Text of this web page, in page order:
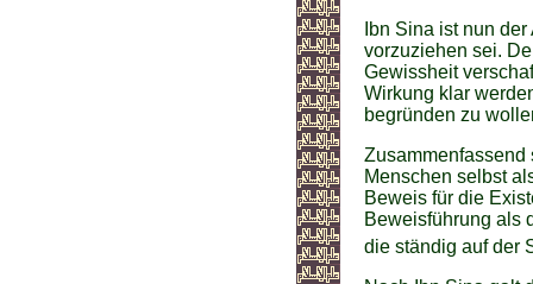
Ibn Sina ist nun
vorzuziehen sei.
Gewissheit
Wirkung klar
begründen zu
Zusammenfassend
Menschen selbst
Beweis für die
Beweisführung als
die ständig auf der